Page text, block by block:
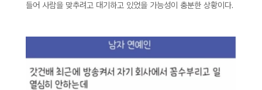
들어 사람을 맞추려고 대기하고 있었을 가능성이 충분한 상황이다.